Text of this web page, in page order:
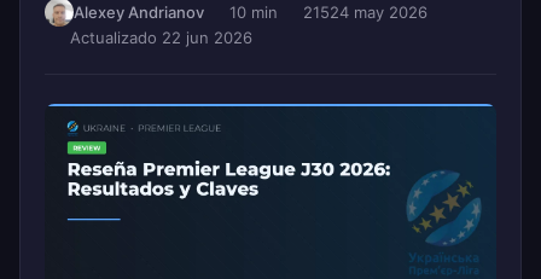
Alexey Andrianov 10 min 21524 may 2026
Actualizado 22 jun 2026